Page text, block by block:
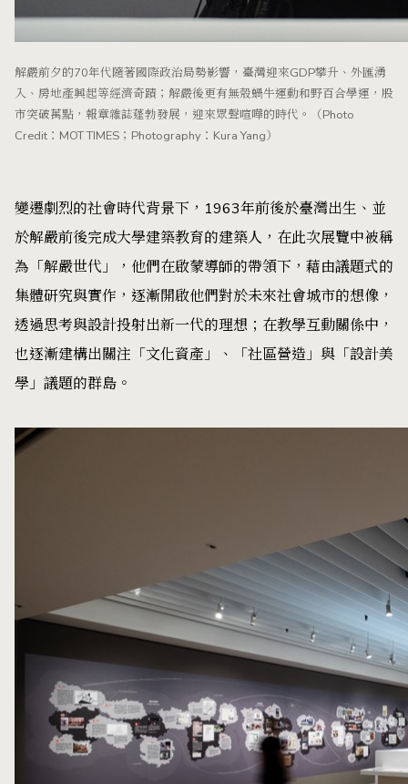
解嚴前夕的70年代隨著國際政治局勢影響，臺灣迎來GDP攀升、外匯湧
入、房地產興起等經濟奇蹟；解嚴後更有無殼蝸牛運動和野百合學運，股
市突破萬點，報章雜誌蓬勃發展，迎來眾聲喧嘩的時代。（Photo
Credit：MOT TIMES；Photography：Kura Yang）
變遷劇烈的社會時代背景下，1963年前後於臺灣出生、並
於解嚴前後完成大學建築教育的建築人，在此次展覽中被稱
為「解嚴世代」，他們在啟蒙導師的帶領下，藉由議題式的
集體研究與實作，逐漸開啟他們對於未來社會城市的想像，
透過思考與設計投射出新一代的理想；在教學互動關係中，
也逐漸建構出關注「文化資產」、「社區營造」與「設計美
學」議題的群島。